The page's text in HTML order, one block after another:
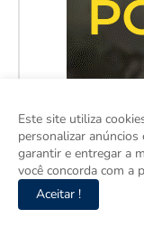
Este site utiliza
personalizar
garantir e entregar a
você concorda com a
Aceitar !